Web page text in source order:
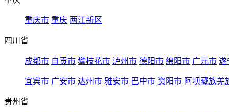
重庆市 重庆 两江新区
四川省
成都市 自贡市 攀枝花市 泸州市 德阳市 绵阳市 广元市 遂
宜宾市 广安市 达州市 雅安市 巴中市 资阳市 阿坝藏族羌
贵州省